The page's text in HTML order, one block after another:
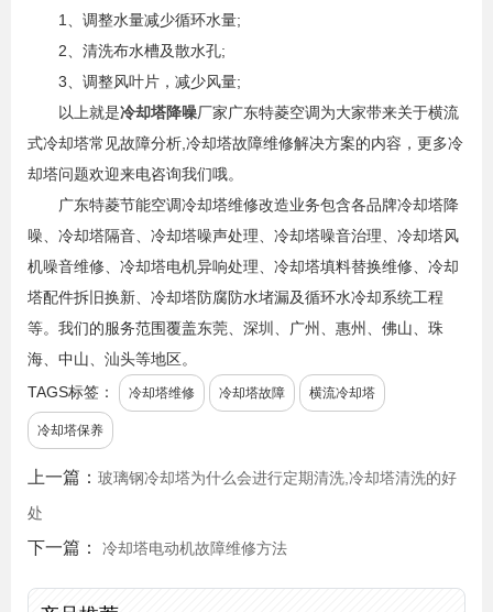
1、调整水量减少循环水量;
2、清洗布水槽及散水孔;
3、调整风叶片，减少风量;
以上就是冷却塔降噪厂家广东特菱空调为大家带来关于横流
式冷却塔常见故障分析,冷却塔故障维修解决方案的内容，更多冷
却塔问题欢迎来电咨询我们哦。
广东特菱节能空调冷却塔维修改造业务包含各品牌冷却塔降
噪、冷却塔隔音、冷却塔噪声处理、冷却塔噪音治理、冷却塔风
机噪音维修、冷却塔电机异响处理、冷却塔填料替换维修、冷却
塔配件拆旧换新、冷却塔防腐防水堵漏及循环水冷却系统工程
等。我们的服务范围覆盖东莞、深圳、广州、惠州、佛山、珠
海、中山、汕头等地区。
TAGS标签：
冷却塔维修 冷却塔故障 横流冷却塔
冷却塔保养
上一篇： 玻璃钢冷却塔为什么会进行定期清洗,冷却塔清洗的好
处
下一篇： 冷却塔电动机故障维修方法